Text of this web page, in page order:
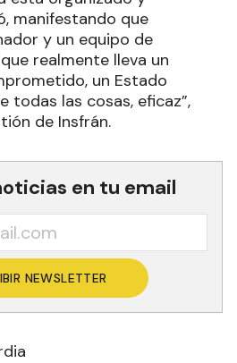
manifestando que
y un equipo de
realmente lleva un
un Estado
todas las cosas, eficaz”,
de Insfrán.
en tu email
NEWSLETTER